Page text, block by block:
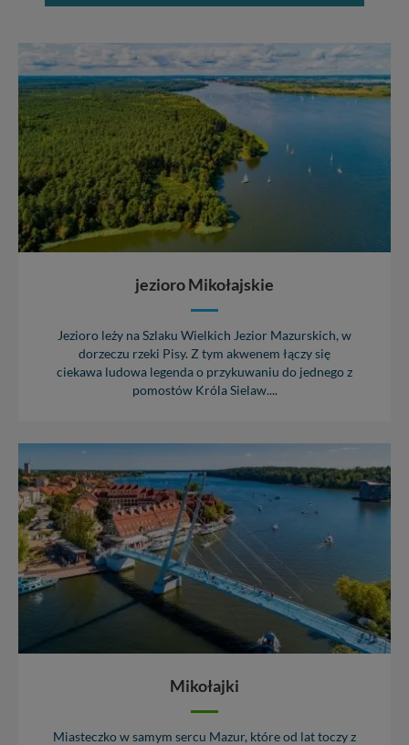
jezioro Mikołajskie
Jezioro leży na Szlaku Wielkich Jezior Mazurskich, w
dorzeczu rzeki Pisy. Z tym akwenem łączy się
ciekawa ludowa legenda o przykuwaniu do jednego z
pomostów Króla Sielaw....
Mikołajki
Miasteczko w samym sercu Mazur, które od lat toczy z
zawsze jest możliwe techniczne zrealizowanie Twoich
cookies. Twoja przeglądarka umożliwia Ci skasowanie
tych plików - w pewnych przypadkach nie możemy tego
zrobić za Ciebie.
Dziękujemy, i życzmy miłego odkrywania Mazur na
nowo...